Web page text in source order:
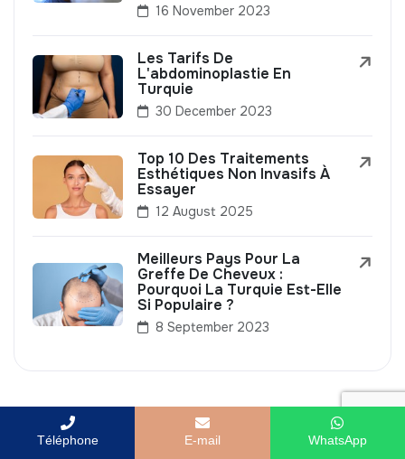
16 November 2023
Les Tarifs De
L'abdominoplastie En
Turquie
30 December 2023
Top 10 Des Traitements
Esthétiques Non Invasifs À
Essayer
12 August 2025
Meilleurs Pays Pour La
Greffe De Cheveux :
Pourquoi La Turquie Est-Elle
Si Populaire ?
8 September 2023
Téléphone E-mail WhatsApp